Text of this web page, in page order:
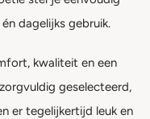
dagelijks gebruik.
kwaliteit en een
geselecteerd,
er tegelijkertijd leuk en